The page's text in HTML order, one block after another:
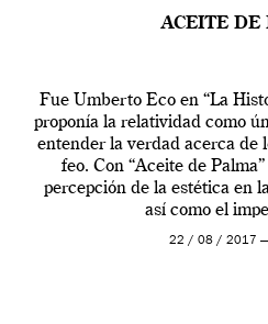
ACEITE DE
Fue Umberto Eco en “La
proponía la relatividad como
entender la verdad acerca de
feo. Con “Aceite de
percepción de la estética en
así como el
22 / 08 / 2017